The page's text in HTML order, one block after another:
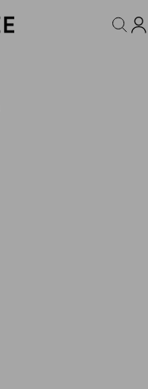
WELLNESS LIFESTYLE